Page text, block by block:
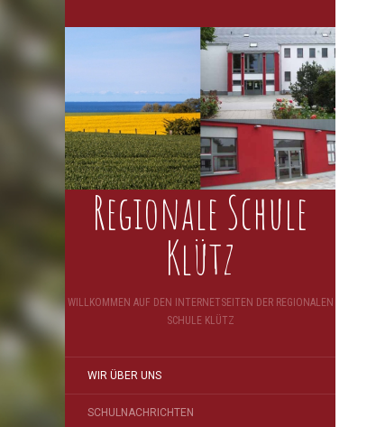
Regionale Schule
Klütz
WILLKOMMEN AUF DEN INTERNETSEITEN DER REGIONALEN
SCHULE KLÜTZ
WIR ÜBER UNS
SCHULNACHRICHTEN